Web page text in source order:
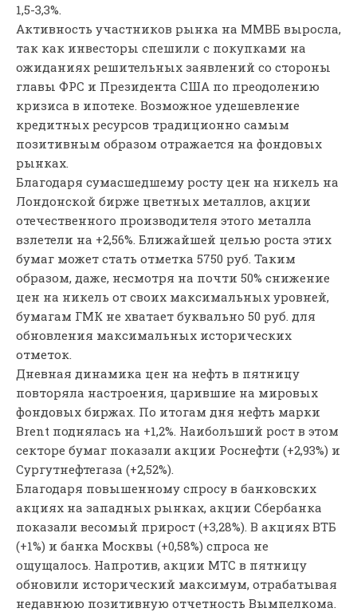
1,5-3,3%.
Активность участников рынка на ММВБ выросла,
так как инвесторы спешили с покупками на
ожиданиях решительных заявлений со стороны
главы ФРС и Президента США по преодолению
кризиса в ипотеке. Возможное удешевление
кредитных ресурсов традиционно самым
позитивным образом отражается на фондовых
рынках.
Благодаря сумасшедшему росту цен на никель на
Лондонской бирже цветных металлов, акции
отечественного производителя этого металла
взлетели на +2,56%. Ближайшей целью роста этих
бумаг может стать отметка 5750 руб. Таким
образом, даже, несмотря на почти 50% снижение
цен на никель от своих максимальных уровней,
бумагам ГМК не хватает буквально 50 руб. для
обновления максимальных исторических
отметок.
Дневная динамика цен на нефть в пятницу
повторяла настроения, царившие на мировых
фондовых биржах. По итогам дня нефть марки
Brent поднялась на +1,2%. Наибольший рост в этом
секторе бумаг показали акции Роснефти (+2,93%) и
Сургутнефтегаза (+2,52%).
Благодаря повышенному спросу в банковских
акциях на западных рынках, акции Сбербанка
показали весомый прирост (+3,28%). В акциях ВТБ
(+1%) и банка Москвы (+0,58%) спроса не
ощущалось. Напротив, акции МТС в пятницу
обновили исторический максимум, отрабатывая
недавнюю позитивную отчетность Вымпелкома.